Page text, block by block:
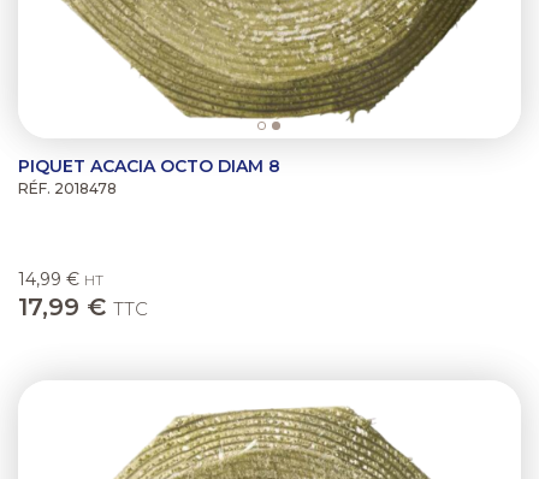
PIQUET ACACIA OCTO DIAM 8
RÉF. 2018478
14,99 € HT
17,99 € TTC